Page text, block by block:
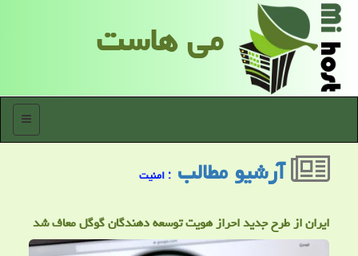
می هاست
منو
آرشیو مطالب : امنیت
ایران از طرح جدید احراز هویت توسعه دهندگان گوگل معاف شد